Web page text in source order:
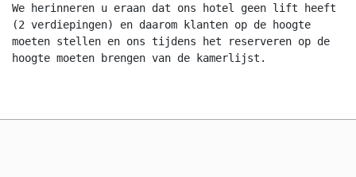
We herinneren u eraan dat ons hotel geen lift heeft
(2 verdiepingen) en daarom klanten op de hoogte
moeten stellen en ons tijdens het reserveren op de
hoogte moeten brengen van de kamerlijst.